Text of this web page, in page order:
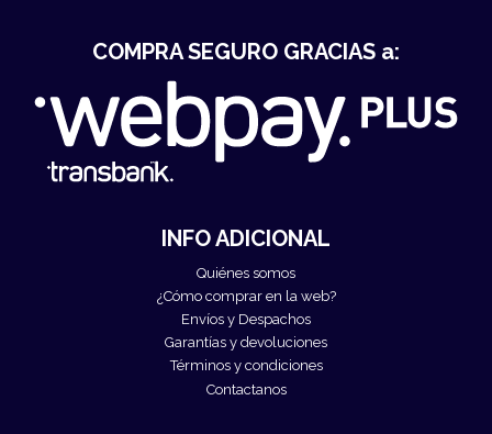
INFO ADICIONAL
Quiénes somos
¿Cómo comprar en la web?
Envíos y Despachos
Garantías y devoluciones
Términos y condiciones
Contactanos
COMPRA SEGURO GRACIAS a: